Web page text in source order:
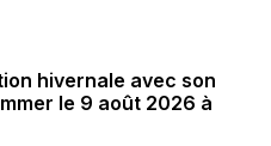
hivernale avec son
le 9 août 2026 à